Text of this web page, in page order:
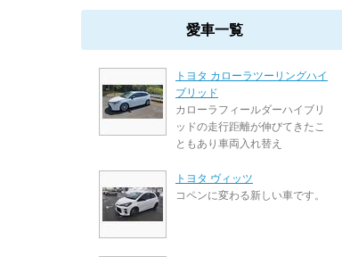
愛車一覧
トヨタ カローラツーリングハイ
ブリッド
カローラフィールダーハイブリ
ッドの走行距離が伸びてきたこ
ともあり車両入れ替え
トヨタ ヴィッツ
コペンに変わる新しい車です。